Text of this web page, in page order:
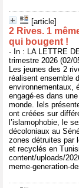
[article]
2 Rives. 1
qui bougent !
- In : LA LETTRE
trimestre 2026 (02/
Les jeunes des 2
réalisent ensemble
environnementaux,
engagé·es dans
monde. Iels
ont créées sur
l’islamophobie, le
décoloniaux au
zones détruites par
et recyclés en
content/uploads/
meme-generation-